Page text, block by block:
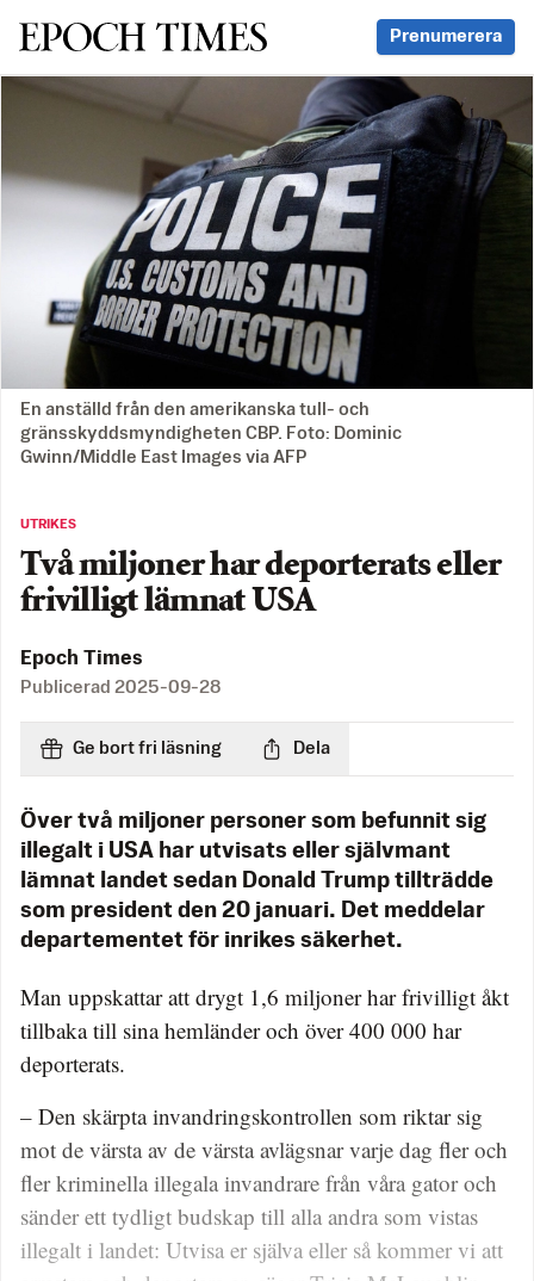
Svenska Epoch Times Prenumerera
En anställd från den amerikanska tull- och
gränsskyddsmyndigheten CBP. Foto: Dominic
Gwinn/Middle East Images via AFP
UTRIKES
Två miljoner har deporterats eller
frivilligt lämnat USA
Epoch Times
Publicerad 2025-09-28
Ge bort fri läsning Dela
Över två miljoner personer som befunnit sig
illegalt i USA har utvisats eller självmant
lämnat landet sedan Donald Trump tillträdde
som president den 20 januari. Det meddelar
departementet för inrikes säkerhet.
Man uppskattar att drygt 1,6 miljoner har frivilligt åkt
tillbaka till sina hemländer och över 400 000 har
deporterats.
– Den skärpta invandringskontrollen som riktar sig
mot de värsta av de värsta avlägsnar varje dag fler och
fler kriminella illegala invandrare från våra gator och
sänder ett tydligt budskap till alla andra som vistas
illegalt i landet: Utvisa er själva eller så kommer vi att